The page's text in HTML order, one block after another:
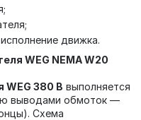
движка.
WEG NEMA W20
WEG 380 В выполняется
выводами обмоток —
Схема